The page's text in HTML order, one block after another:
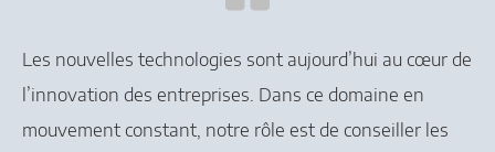
Les nouvelles technologies sont aujourd’hui au cœur de
l’innovation des entreprises. Dans ce domaine en
mouvement constant, notre rôle est de conseiller les